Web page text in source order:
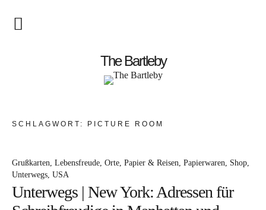
The Bartleby
Startseite
About
Menschen
Atelierbesuch
Literatur
SCHLAGWORT: PICTURE ROOM
Grußkarten Lebensfreude Orte Papier & Reisen Papierwaren Shop
Unterwegs USA
Unterwegs | New York: Adressen für